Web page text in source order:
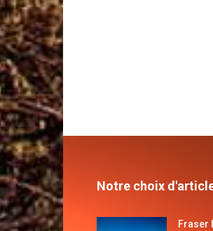
Notre choix
Fraser